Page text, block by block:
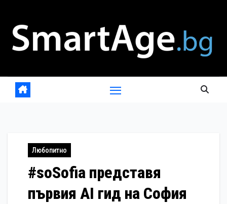
content
Любопитно
#soSofia представя
първия AI гид на София